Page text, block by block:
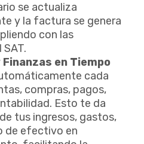
se actualiza
y la factura se genera
con las
en Tiempo
cada
compras, pagos,
Esto te da
tus ingresos, gastos,
de efectivo en